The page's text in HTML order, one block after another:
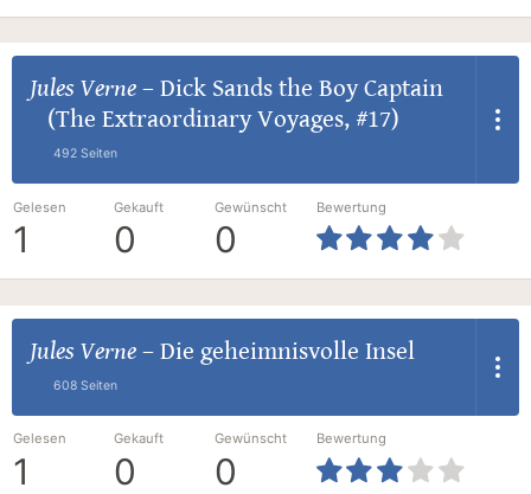
Jules Verne– Dick Sands the Boy Captain
(The Extraordinary Voyages, #17)
492 Seiten
Gelesen
1
Gekauft
0
Gewünscht
0
Bewertung
Jules Verne– Die geheimnisvolle Insel
608 Seiten
Gelesen
1
Gekauft
0
Gewünscht
0
Bewertung